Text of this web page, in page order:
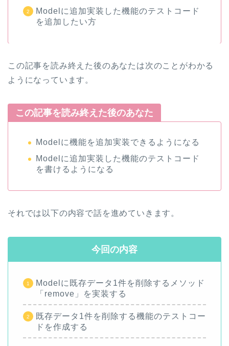
Modelに追加実装した機能のテストコード
を追加したい方
この記事を読み終えた後のあなたは次のことがわかる
ようになっています。
この記事を読み終えた後のあなた
Modelに機能を追加実装できるようになる
Modelに追加実装した機能のテストコード
を書けるようになる
それでは以下の内容で話を進めていきます。
今回の内容
Modelに既存データ1件を削除するメソッド
「remove」を実装する
既存データ1件を削除する機能のテストコー
ドを作成する